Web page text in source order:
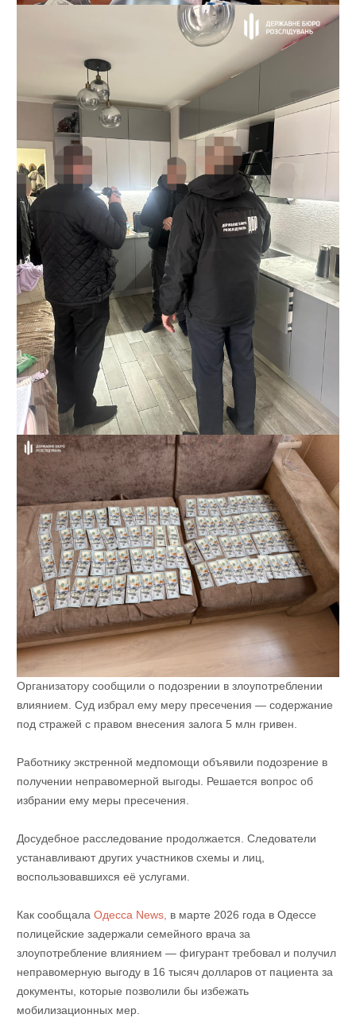
Организатору сообщили о подозрении в злоупотреблении
влиянием. Суд избрал ему меру пресечения — содержание
под стражей с правом внесения залога 5 млн гривен.
Работнику экстренной медпомощи объявили подозрение в
получении неправомерной выгоды. Решается вопрос об
избрании ему меры пресечения.
Досудебное расследование продолжается. Следователи
устанавливают других участников схемы и лиц,
воспользовавшихся её услугами.
Как сообщала Одесса News, в марте 2026 года в Одессе
полицейские задержали семейного врача за
злоупотребление влиянием — фигурант требовал и получил
неправомерную выгоду в 16 тысяч долларов от пациента за
документы, которые позволили бы избежать
мобилизационных мер.